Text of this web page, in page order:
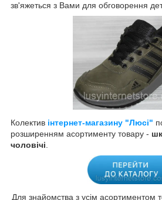
зв'яжеться з Вами для обговорення
Колектив інтернет-магазину "Люсі"
розширенням асортименту товару -
чоловічі.
Для знайомства з усім асортиментом